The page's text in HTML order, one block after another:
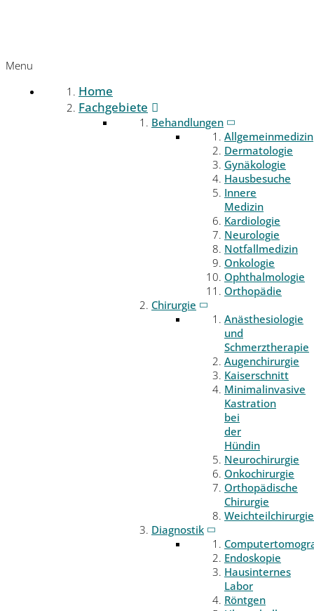
Menu
Home
Fachgebiete
Behandlungen
Allgemeinmedizin
Dermatologie
Gynäkologie
Hausbesuche
Innere
Medizin
Kardiologie
Neurologie
Notfallmedizin
Onkologie
Ophthalmologie
Orthopädie
Chirurgie
Anästhesiologie
und
Schmerztherapie
Augenchirurgie
Kaiserschnitt
Minimalinvasive
Kastration
bei
der
Hündin
Neurochirurgie
Onkochirurgie
Orthopädische
Chirurgie
Weichteilchirurgie
Diagnostik
Endoskopie
Hausinternes
Labor
Röntgen